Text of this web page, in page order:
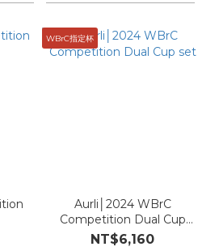
WBrC指定杯
Aurli│2024 WBrC
Competition Dual Cup
set
NT$6,160